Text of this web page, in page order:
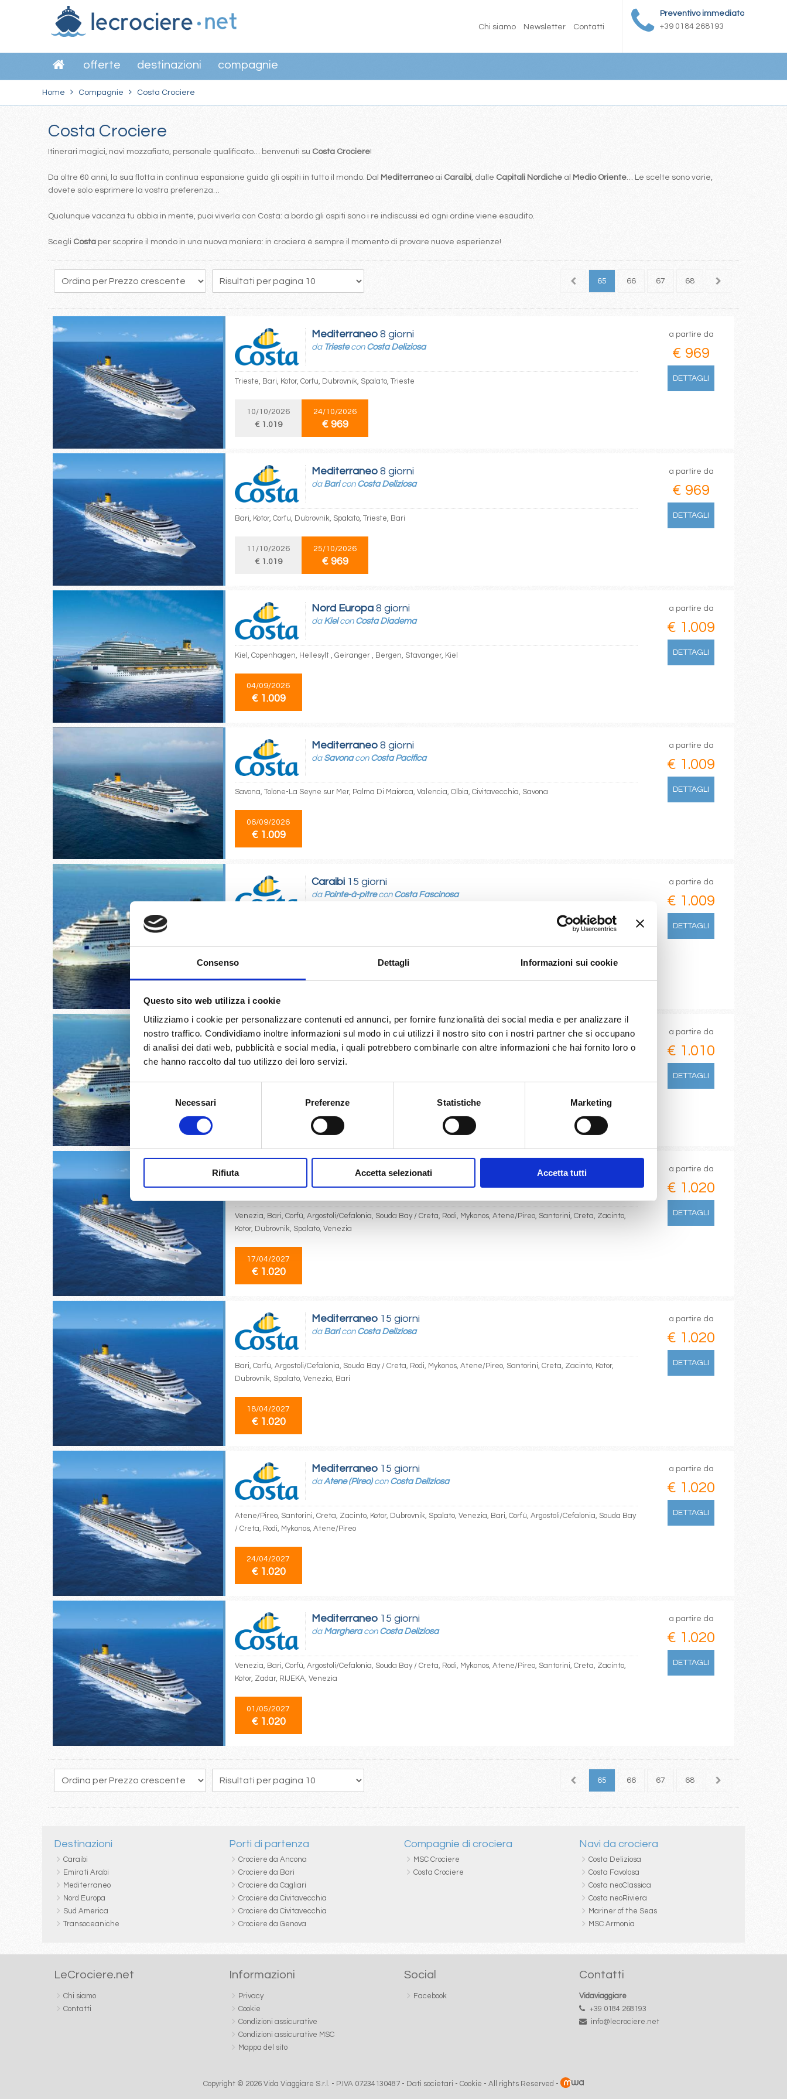
Consenso Dettagli Informazioni sui cookie
Questo sito web utilizza i cookie
Utilizziamo i cookie per personalizzare contenuti ed annunci, per fornire funzionalità dei social media e per analizzare il
nostro traffico. Condividiamo inoltre informazioni sul modo in cui utilizzi il nostro sito con i nostri partner che si occupano
di analisi dei dati web, pubblicità e social media, i quali potrebbero combinarle con altre informazioni che hai fornito loro o
che hanno raccolto dal tuo utilizzo dei loro servizi.
Selezione
del
Necessari Preferenze Statistiche Marketing
Rifiuta Accetta selezionati Accetta tutti
Preventivo immediato
+39 0184 268193
Chi siamo Newsletter Contatti
offerte destinazioni compagnie
Home Compagnie Costa Crociere
Costa Crociere
Itinerari magici, navi mozzafiato, personale qualificato… benvenuti su Costa Crociere!
Da oltre 60 anni, la sua flotta in continua espansione guida gli ospiti in tutto il mondo. Dal Mediterraneo ai Caraibi, dalle Capitali Nordiche al Medio Oriente… Le scelte sono varie,
dovete solo esprimere la vostra preferenza…
Qualunque vacanza tu abbia in mente, puoi viverla con Costa: a bordo gli ospiti sono i re indiscussi ed ogni ordine viene esaudito.
Scegli Costa per scoprire il mondo in una nuova maniera: in crociera è sempre il momento di provare nuove esperienze!
47 48 49 50 52 53 54 55 64 65 66 67 68 69
Mediterraneo 8 giorni
da Triestecon Costa Deliziosa
Trieste, Bari, Kotor, Corfu, Dubrovnik, Spalato, Trieste
10/10/2026
€ 1.019
24/10/2026
€ 969
a partire da
€ 969
DETTAGLI
Mediterraneo 8 giorni
da Baricon Costa Deliziosa
Bari, Kotor, Corfu, Dubrovnik, Spalato, Trieste, Bari
11/10/2026
€ 1.019
25/10/2026
€ 969
a partire da
€ 969
DETTAGLI
Nord Europa 8 giorni
da Kielcon Costa Diadema
Kiel, Copenhagen, Hellesylt , Geiranger , Bergen, Stavanger, Kiel
04/09/2026
€ 1.009
a partire da
€ 1.009
DETTAGLI
Mediterraneo 8 giorni
da Savonacon Costa Pacifica
Savona, Tolone-La Seyne sur Mer, Palma Di Maiorca, Valencia, Olbia, Civitavecchia, Savona
06/09/2026
€ 1.009
a partire da
€ 1.009
DETTAGLI
Caraibi 15 giorni
da Pointe-à-pitrecon Costa Fascinosa
Pointe-à-pitre, Basseterre, Tortola , La Romana, Catalina island, Cabo Rojo , Grand Turks , Puerto Plata, Samanà , La
a partire da
€ 1.009
DETTAGLI
Caraibi8 giorni
daLa RomanaconCosta Fascinosa
a partire da
€ 1.010
DETTAGLI
Mediterraneo15 giorni
Venezia, Bari, Corfù, Argostoli/Cefalonia, Souda Bay / Creta, Rodi, Mykonos, Atene/Pireo, Santorini, Creta, Zacinto,
Kotor, Dubrovnik, Spalato, Venezia
17/04/2027
€ 1.020
a partire da
€ 1.020
DETTAGLI
Mediterraneo 15 giorni
da Baricon Costa Deliziosa
Bari, Corfù, Argostoli/Cefalonia, Souda Bay / Creta, Rodi, Mykonos, Atene/Pireo, Santorini, Creta, Zacinto, Kotor,
Dubrovnik, Spalato, Venezia, Bari
18/04/2027
€ 1.020
a partire da
€ 1.020
DETTAGLI
Mediterraneo 15 giorni
daAtene (Pireo)con Costa Deliziosa
Atene/Pireo, Santorini, Creta, Zacinto, Kotor, Dubrovnik, Spalato, Venezia, Bari, Corfù, Argostoli/Cefalonia, Souda Bay
/ Creta, Rodi, Mykonos, Atene/Pireo
24/04/2027
€ 1.020
a partire da
€ 1.020
DETTAGLI
Mediterraneo 15 giorni
da Margheracon Costa Deliziosa
Venezia, Bari, Corfù, Argostoli/Cefalonia, Souda Bay / Creta, Rodi, Mykonos, Atene/Pireo, Santorini, Creta, Zacinto,
Kotor, Zadar, RIJEKA, Venezia
01/05/2027
€ 1.020
a partire da
€ 1.020
DETTAGLI
47 48 49 50 52 53 54 55 64 65 66 67 68 69
Destinazioni
Caraibi
Emirati Arabi
Mediterraneo
Nord Europa
Sud America
Transoceaniche
Porti di partenza
Crociere da Ancona
Crociere da Bari
Crociere da Cagliari
Crociere da Civitavecchia
Crociere da Civitavecchia
Crociere da Genova
Compagnie di crociera
MSC Crociere
Costa Crociere
Navi da crociera
Costa Deliziosa
Costa Favolosa
Costa neoClassica
Costa neoRiviera
Mariner of the Seas
MSC Armonia
LeCrociere.net
Chi siamo
Contatti
Informazioni
Privacy
Cookie
Condizioni assicurative
Condizioni assicurative MSC
Mappa del sito
Social
Facebook
Contatti
Vidaviaggiare
+39 0184 268193
info@lecrociere.net
Copyright © 2026 Vida Viaggiare S.r.l. - P.IVA 07234130487 - Dati societari - Cookie - All rights Reserved -